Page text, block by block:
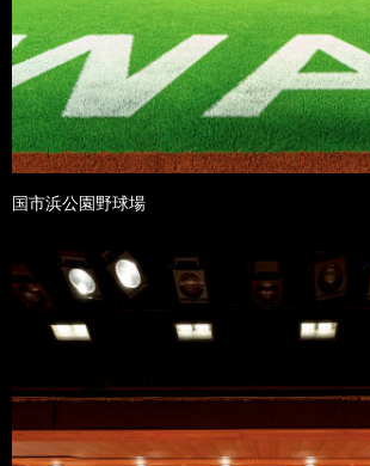
国市浜公園野球場